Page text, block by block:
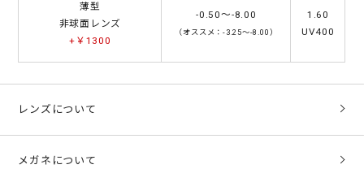
薄型
非球面レンズ
+￥1300
-0.50～-8.00
（オススメ：-3.25～-8.00）
1.60
UV400
レンズについて
メガネについて